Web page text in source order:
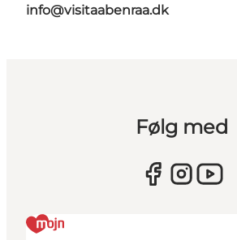
info@visitaabenraa.dk
Følg med